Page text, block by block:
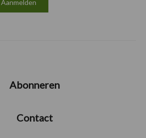
Abonneren
Contact